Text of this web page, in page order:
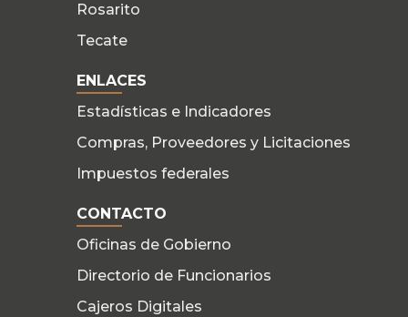
Rosarito
Tecate
ENLACES
Estadísticas e Indicadores
Compras, Proveedores y Licitaciones
Impuestos federales
CONTACTO
Oficinas de Gobierno
Directorio de Funcionarios
Cajeros Digitales